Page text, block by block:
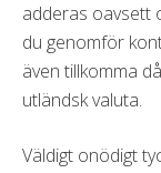
adderas oavsett
du genomför
även tillkomma
utländsk valuta.
Väldigt onödigt